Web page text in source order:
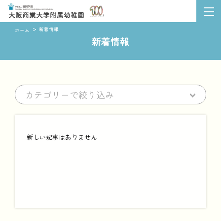
ホーム 新着情報
新着情報
カテゴリーで絞り込み
新しい記事はありません